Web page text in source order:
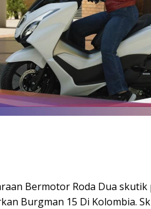
Bermotor Roda Dua skutik
Burgman 15 Di Kolombia.